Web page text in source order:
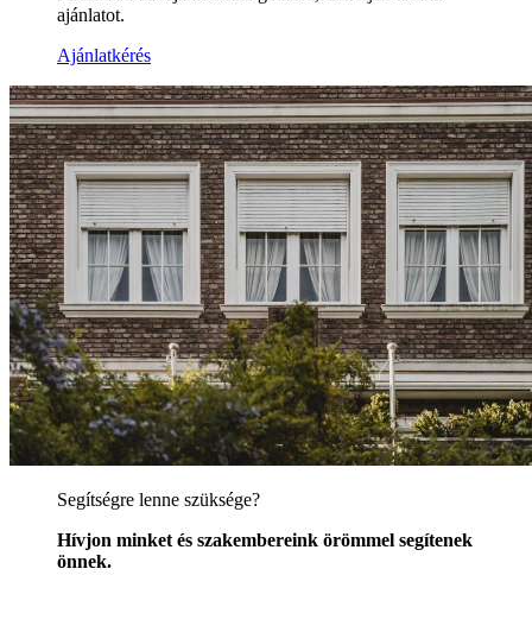
ajánlatot.
Ajánlatkérés
Segítségre lenne szüksége?
Hívjon minket és szakembereink örömmel segítenek
önnek.